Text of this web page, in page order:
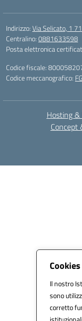
Il nostro
sono
corretto
Indirizzo:Via Selicato, 1
Centralino:0881633598
Posta elettronica
Codice fiscale:
Codice meccanografico:
Hosting &
Concept